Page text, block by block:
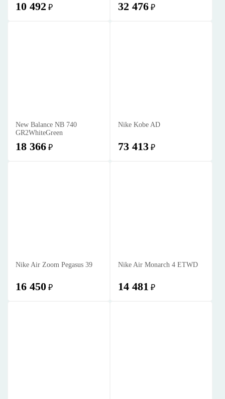
10 492 ₽ 32 476 ₽
New Balance NB 740
GR2WhiteGreen
18 366 ₽
Nike Kobe AD
73 413 ₽
Nike Air Zoom Pegasus 39
16 450 ₽
Nike Air Monarch 4 ETWD
14 481 ₽